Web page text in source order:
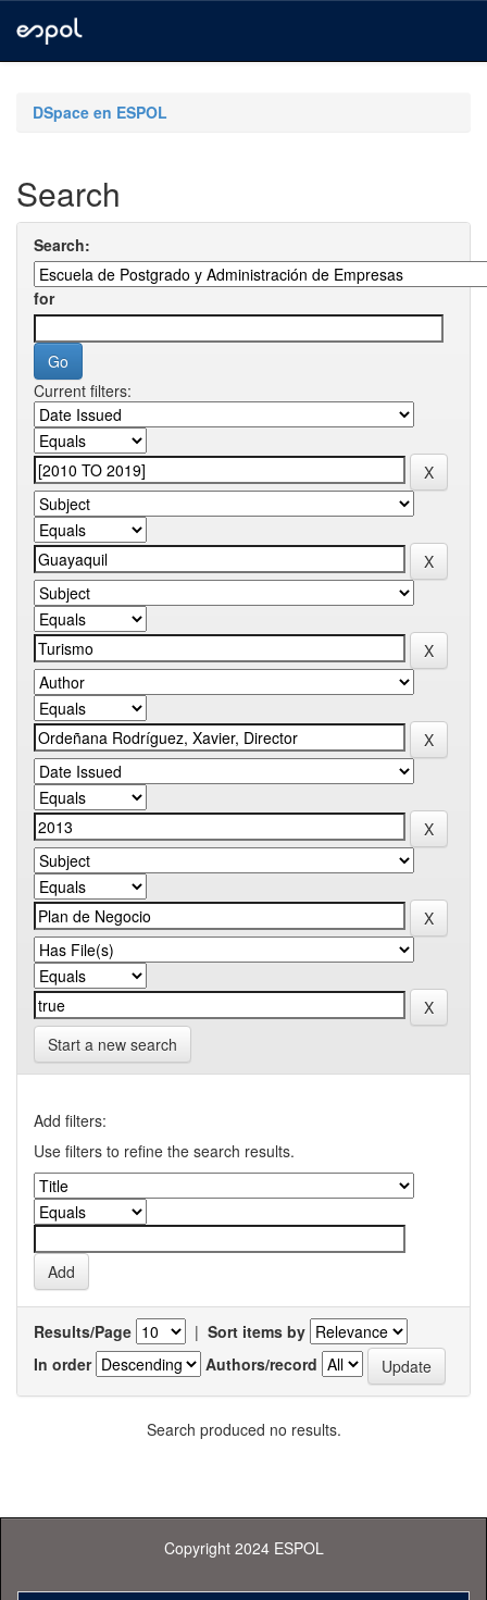
navigationDSpace en ESPOL
Search
Search:
for
Current filters:
Start a new search
Add filters:
Use filters to refine the search results.
Results/Page | Sort items by
In order
Authors/record
Search produced no results.
Copyright 2024 ESPOL